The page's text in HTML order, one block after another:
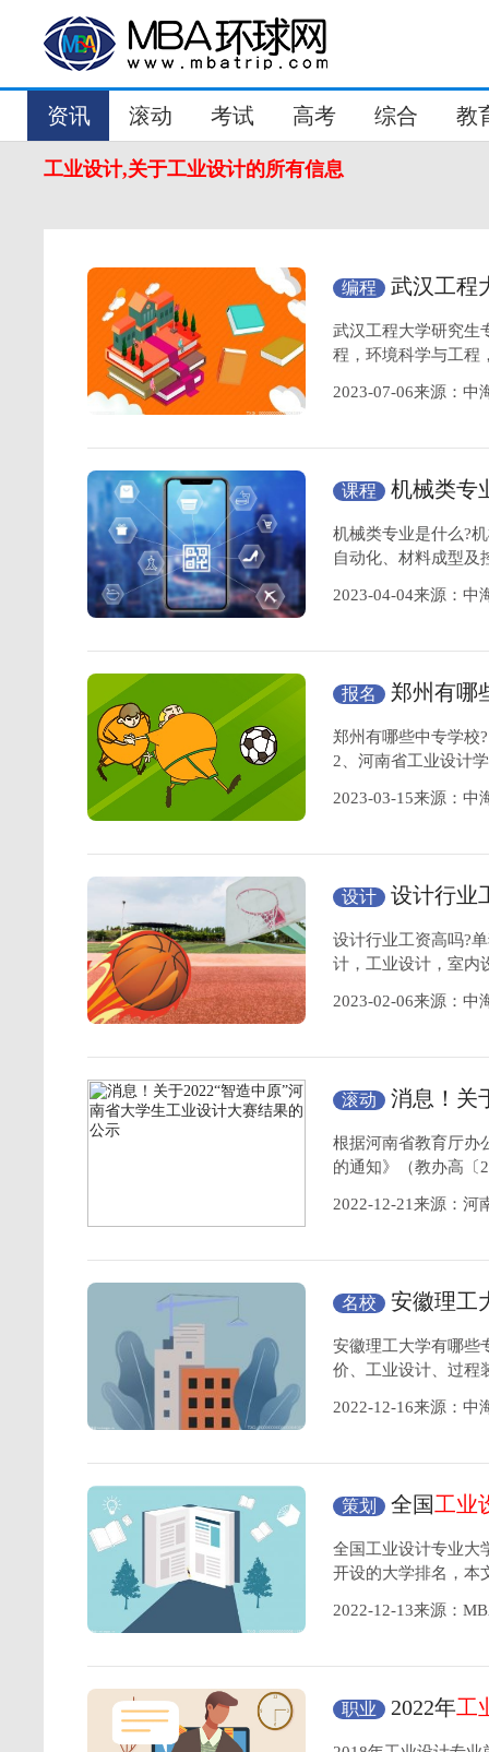
资讯 滚动 考试 高考 综合 教
工业设计,关于工业设计的所有信息
编程
武汉工程
研究生调剂难
武汉工程大学研究生
程，环境科学与工程
2023-07-06来源：中
课程
机械类专
科目？
机械类专业是什么?
自动化、材料成型及
2023-04-04来源：中
报名
郑州有哪
高？
郑州有哪些中专学校
2、河南省工业设计
2023-03-15来源：中
设计
设计行业
何？
设计行业工资高吗?
计，工业设计，室内
2023-02-06来源：中
滚动
消息！关
设计大赛结果
根据河南省教育厅办
的通知》（教办高〔
2022-12-21来源：河
名校
安徽理工
重点特色专业
安徽理工大学有哪些
价、工业设计、过程
2022-12-16来源：中
策划 全国工业
介绍
全国工业设计专业大
开设的大学排名，本
2022-12-13来源：
职业 2022年工
业方向